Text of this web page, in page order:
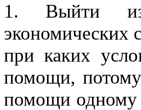
1. Выйти из
экономических
при каких
помощи,
помощи одному